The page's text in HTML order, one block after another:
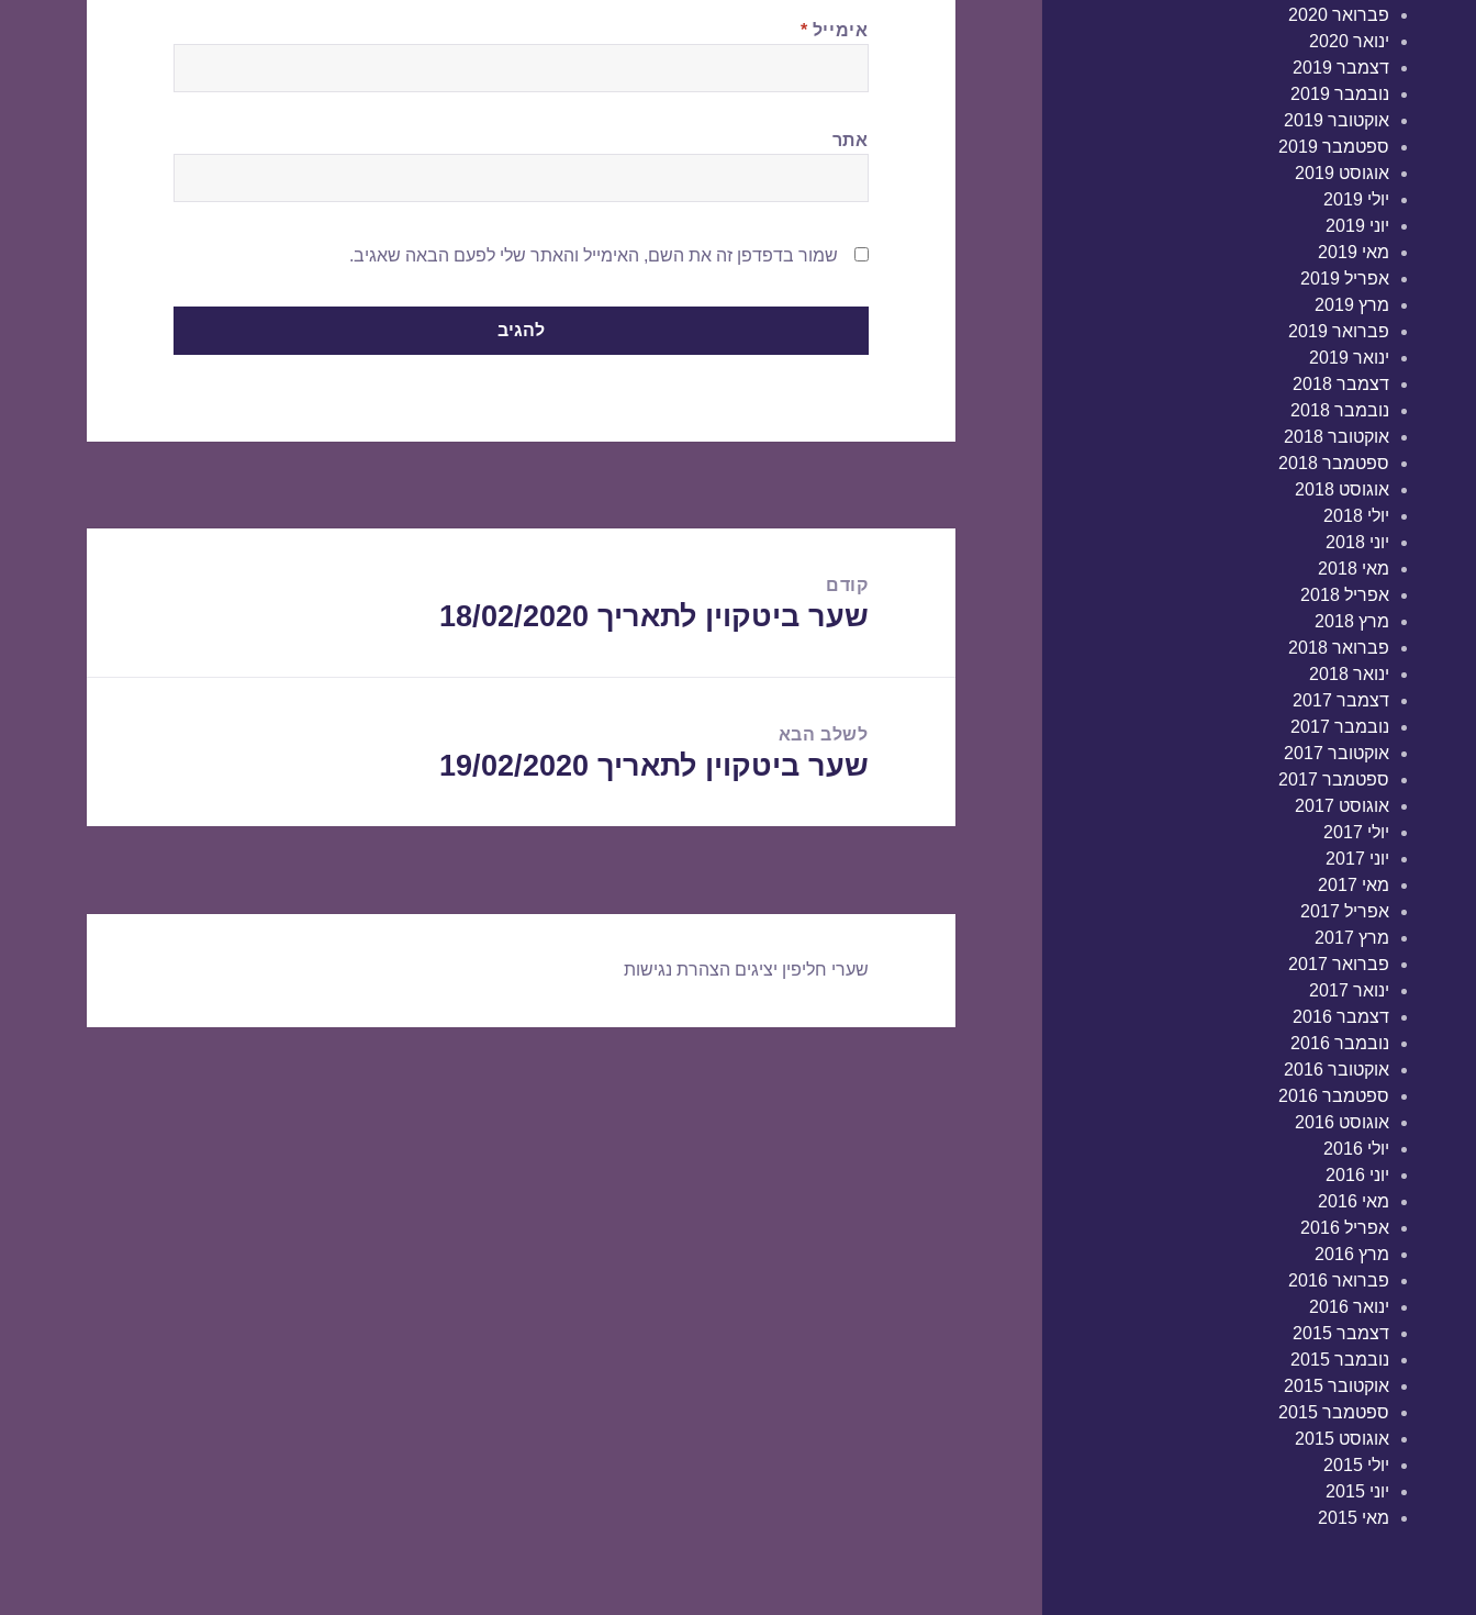
פברואר 2020
ינואר 2020
דצמבר 2019
נובמבר 2019
אוקטובר 2019
ספטמבר 2019
אוגוסט 2019
יולי 2019
יוני 2019
מאי 2019
אפריל 2019
מרץ 2019
פברואר 2019
ינואר 2019
דצמבר 2018
נובמבר 2018
אוקטובר 2018
ספטמבר 2018
אוגוסט 2018
יולי 2018
יוני 2018
מאי 2018
אפריל 2018
מרץ 2018
פברואר 2018
ינואר 2018
דצמבר 2017
נובמבר 2017
אוקטובר 2017
ספטמבר 2017
אוגוסט 2017
יולי 2017
יוני 2017
מאי 2017
אפריל 2017
מרץ 2017
פברואר 2017
ינואר 2017
דצמבר 2016
נובמבר 2016
אוקטובר 2016
ספטמבר 2016
אוגוסט 2016
יולי 2016
יוני 2016
מאי 2016
אפריל 2016
מרץ 2016
פברואר 2016
ינואר 2016
דצמבר 2015
נובמבר 2015
אוקטובר 2015
ספטמבר 2015
אוגוסט 2015
יולי 2015
יוני 2015
מאי 2015
אימייל *
אתר
שמור בדפדפן זה את השם, האימייל והאתר שלי לפעם הבאה שאגיב.
קודם
הפוסט
שער ביטקוין לתאריך 18/02/2020
לשלב הבא
הפוסט
שער ביטקוין לתאריך 19/02/2020
שערי חליפין יציגים הצהרת נגישות